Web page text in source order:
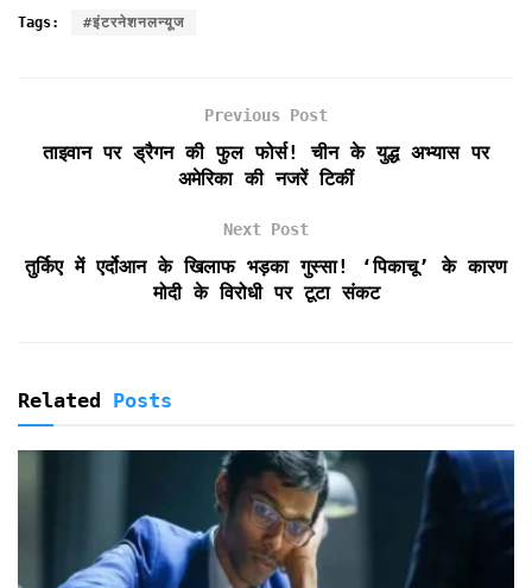
c
k
i
a
a
p
r
i
e
d
l
y
Tags: #इंटरनेशनलन्यूज
Previous Post
ताइवान पर ड्रैगन की फुल फोर्स! चीन के युद्ध अभ्यास पर
अमेरिका की नजरें टिकीं
Next Post
तुर्किए में एर्दोआन के खिलाफ भड़का गुस्सा! ‘पिकाचू’ के कारण
मोदी के विरोधी पर टूटा संकट
Related Posts